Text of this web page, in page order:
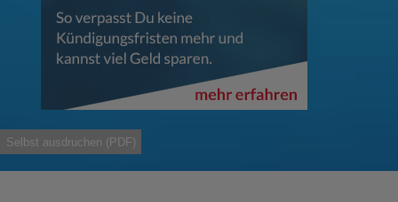
Selbst ausdruchen (PDF)